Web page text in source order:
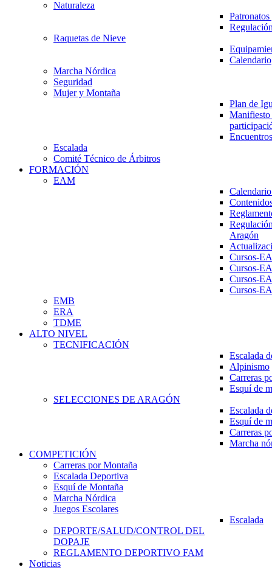
Naturaleza
Raquetas de Nieve
Calendario
Marcha Nórdica
Seguridad
Mujer y Montaña
Plan de
Escalada
Comité Técnico de Árbitros
FORMACIÓN
EAM
Aragón
Cursos-
Cursos-
Cursos-
Cursos-
EMB
ERA
TDME
ALTO NIVEL
TECNIFICACIÓN
Escalada
Alpinismo
Carreras
Esquí de
SELECCIONES DE ARAGÓN
Escalada
Esquí de
Carreras
Marcha
COMPETICIÓN
Carreras por Montaña
Escalada Deportiva
Esquí de Montaña
Marcha Nórdica
Juegos Escolares
Escalada
DEPORTE/SALUD/CONTROL DEL
DOPAJE
REGLAMENTO DEPORTIVO FAM
Noticias